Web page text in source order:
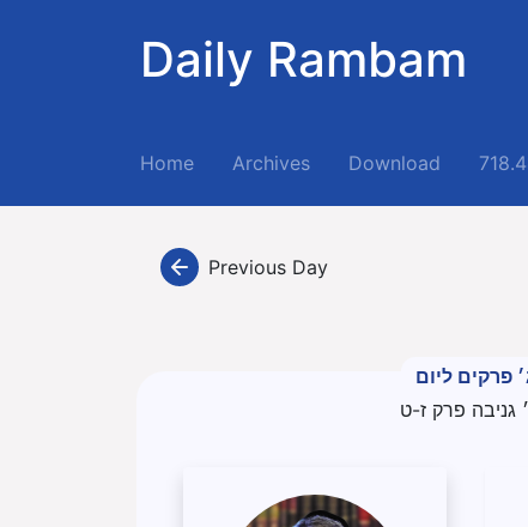
Daily Rambam
Home(current)Archives Download
Previous Day
פרקים ליום
גניבה פרק ז-ט